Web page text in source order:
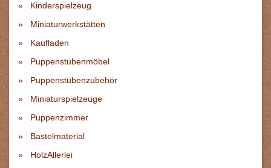
Kinderspielzeug
Miniaturwerkstätten
Kaufladen
Puppenstubenmöbel
Puppenstubenzubehör
Miniaturspielzeuge
Puppenzimmer
Bastelmaterial
HolzAllerlei